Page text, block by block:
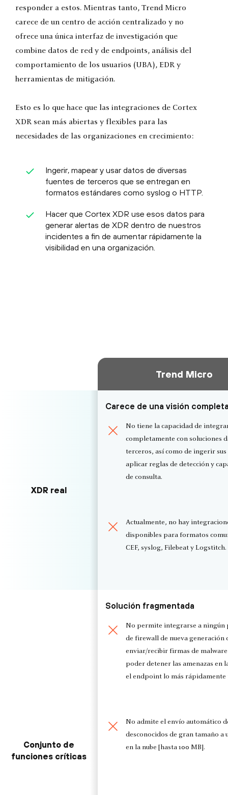
responder a estos. Mientras tanto, Trend Micro
carece de un centro de acción centralizado y no
ofrece una única interfaz de investigación que
combine datos de red y de endpoints, análisis del
comportamiento de los usuarios (UBA), EDR y
herramientas de mitigación.
Esto es lo que hace que las integraciones de Cortex
XDR sean más abiertas y flexibles para las
necesidades de las organizaciones en crecimiento:
Ingerir, mapear y usar datos de diversas
fuentes de terceros que se entregan en
formatos estándares como syslog o HTTP.
Hacer que Cortex XDR use esos datos para
generar alertas de XDR dentro de nuestros
incidentes a fin de aumentar rápidamente la
visibilidad en una organización.
Trend Micro
XDR real
Carece de una visión
No tiene la capacidad de
completamente con soluciones
terceros, así como de ingerir sus
aplicar reglas de detección y
de consulta.
Actualmente, no hay
disponibles para formatos
CEF, syslog, Filebeat y Logstitch.
Conjunto de
funciones críticas
Solución fragmentada
No permite integrarse a ningún
de firewall de nueva generación
enviar/recibir firmas de
poder detener las amenazas en
el endpoint lo más rápidamente
No admite el envío automático
desconocidos de gran tamaño a
en la nube [hasta 100 MB].